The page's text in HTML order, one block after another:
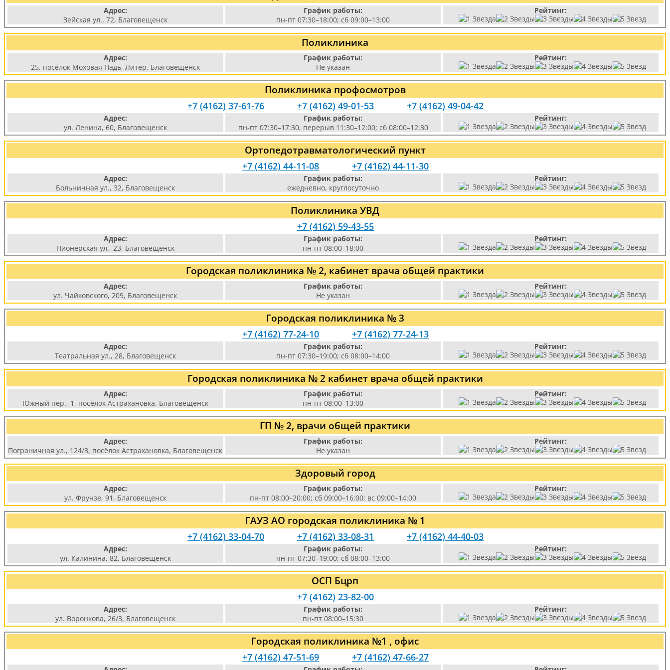
Адрес:
Зейская ул., 72, Благовещенск
График работы:
пн-пт 07:30–18:00; сб 09:00–13:00
Рейтинг:
Поликлиника
Адрес:
25, посёлок Моховая Падь, Литер, Благовещенск
График работы:
Не указан
Рейтинг:
Поликлиника профосмотров
+7 (4162) 37-61-76 +7 (4162) 49-01-53 +7 (4162) 49-04-42
Адрес:
ул. Ленина, 60, Благовещенск
График работы:
пн-пт 07:30–17:30, перерыв 11:30–12:00; сб 08:00–12:30
Рейтинг:
Ортопедотравматологический пункт
+7 (4162) 44-11-08 +7 (4162) 44-11-30
Адрес:
Больничная ул., 32, Благовещенск
График работы:
ежедневно, круглосуточно
Рейтинг:
Поликлиника УВД
+7 (4162) 59-43-55
Адрес:
Пионерская ул., 23, Благовещенск
График работы:
пн-пт 08:00–18:00
Рейтинг:
Городская поликлиника № 2, кабинет врача общей практики
Адрес:
ул. Чайковского, 209, Благовещенск
График работы:
Не указан
Рейтинг:
Городская поликлиника № 3
+7 (4162) 77-24-10 +7 (4162) 77-24-13
Адрес:
Театральная ул., 28, Благовещенск
График работы:
пн-пт 07:30–19:00; сб 08:00–14:00
Рейтинг:
Городская поликлиника № 2 кабинет врача общей практики
Адрес:
Южный пер., 1, посёлок Астрахановка, Благовещенск
График работы:
пн-пт 08:00–13:00
Рейтинг:
ГП № 2, врачи общей практики
Адрес:
Пограничная ул., 124/3, посёлок Астрахановка, Благовещенск
График работы:
Не указан
Рейтинг:
Здоровый город
Адрес:
ул. Фрунзе, 91, Благовещенск
График работы:
пн-пт 08:00–20:00; сб 09:00–16:00; вс 09:00–14:00
Рейтинг:
ГАУЗ АО городская поликлиника № 1
+7 (4162) 33-04-70 +7 (4162) 33-08-31 +7 (4162) 44-40-03
Адрес:
ул. Калинина, 82, Благовещенск
График работы:
пн-пт 07:30–19:00; сб 08:00–13:00
Рейтинг:
ОСП Бцрп
+7 (4162) 23-82-00
Адрес:
ул. Воронкова, 26/3, Благовещенск
График работы:
пн-пт 08:00–15:30
Рейтинг:
Городская поликлиника №1 , офис
+7 (4162) 47-51-69 +7 (4162) 47-66-27